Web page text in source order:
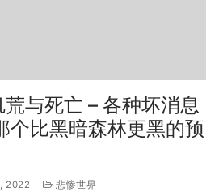
与死亡 – 各种坏消息
个比黑暗森林更黑的预
2022 悲惨世界